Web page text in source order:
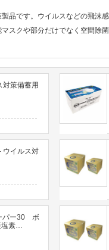
品です。ウイルスなどの飛沫
スクや部分だけでなく空間除
対策備蓄用
ウイルス対
パー30 ボ
塩素…